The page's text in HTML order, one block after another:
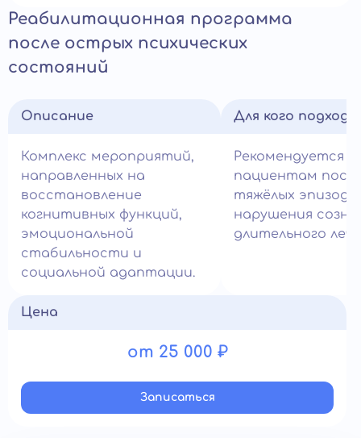
Реабилитационная программа
после острых психических
состояний
Описание
Комплекс мероприятий,
направленных на
восстановление
когнитивных функций,
эмоциональной
стабильности и
социальной адаптации.
Для кого
Рекомендуется
пациентам
тяжёлых
нарушения
длительного
Цена
от 25 000 ₽
Записатьcя